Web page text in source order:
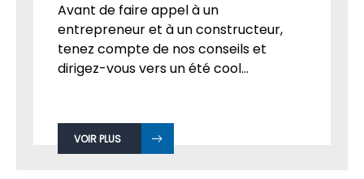
Avant de faire appel à un
entrepreneur et à un constructeur,
tenez compte de nos conseils et
dirigez-vous vers un été cool...
VOIR PLUS